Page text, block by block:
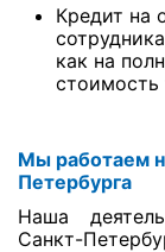
Кредит на
как на
стоимость
Мы работаем
Петербурга
Наша
Санкт-